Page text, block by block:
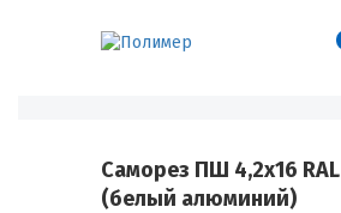
Саморез ПШ 4,2х16
(белый алюминий)